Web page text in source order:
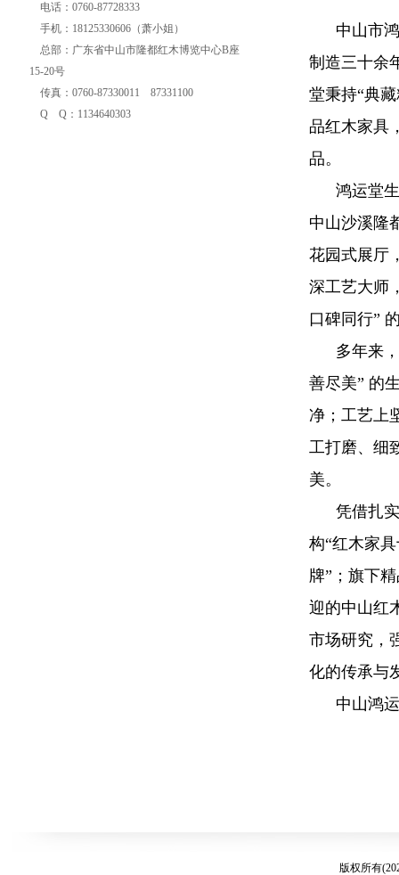
电话：0760-87728333
手机：18125330606（萧小姐）
总部：广东省中山市隆都红木博览中心B座
15-20号
传真：0760-87330011 87331100
Q Q：1134640303
中山市
制造三十余
堂秉持“典
品红木家具
品。
鸿运堂
中山沙溪隆
花园式展厅
深工艺大师
口碑同行”
多年来
善尽美” 的
净；工艺上
工打磨、细
美。
凭借扎
构“红木家
牌”；旗下
迎的中山红
市场研究，
化的传承与
中山鸿
版权所有